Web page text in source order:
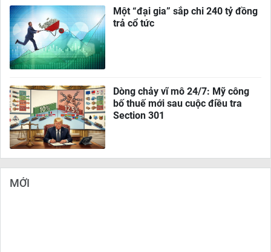
Một “đại gia” sắp chi 240 tỷ đồng
trả cổ tức
Dòng chảy vĩ mô 24/7: Mỹ công
bố thuế mới sau cuộc điều tra
Section 301
MỚI